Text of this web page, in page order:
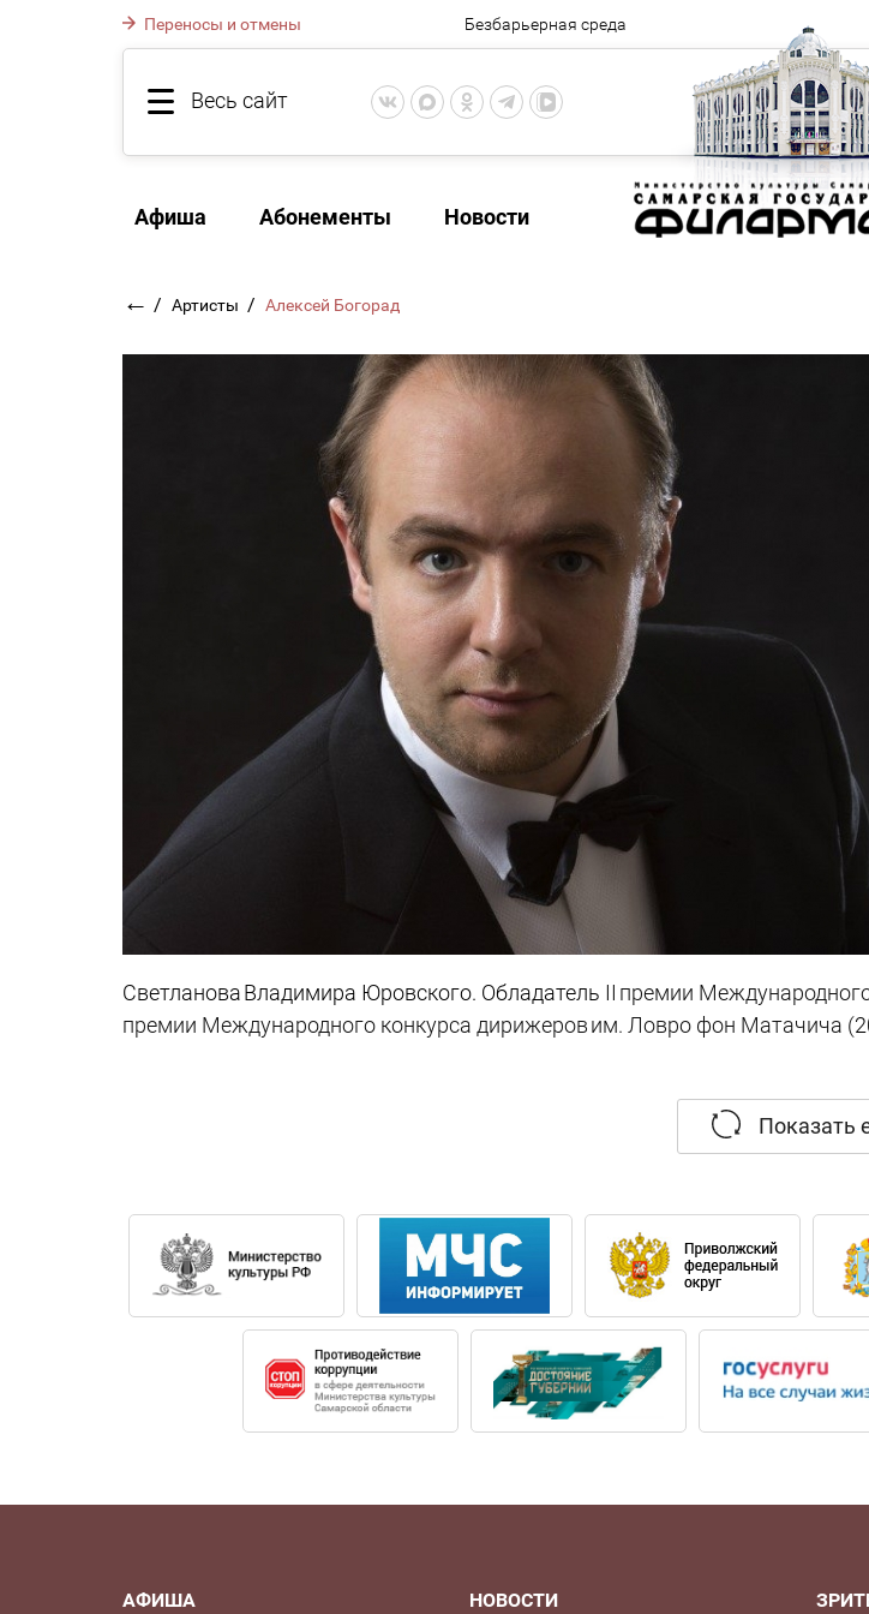
Переносы и отмены Безбарьерная среда
Весь сайт
Афиша Абонементы Новости
← / Артисты / Алексей Богорад
Светланова Владимира Юровского. Обладатель II премии
премии Международного конкурса дирижеров им. Ловро фон Матачича (
И. Стравинского (Театр-студия ИРТ/Института русского театра, 2013),
(2017), «Дон Кихот» Л. Минкуса (2019, все — Урал Опера Балет),
В качестве дирижера-постановщика Алексей принимал участие в
Е. Подгайца (мировая премьера балета, 2012), «Дитя и волшебство» М.
«Марко Спада» на музыку Д. Ф. Э. Обера (2013), «Орландо» на музыку Э.
А. Богорад дирижировал спектаклями Пражского национального театра
Михайловского театра, Якутского, Пермского, Новосибирского,
консерваторию им. П. И. Чайковского, в 2001 — по классу кларнета
Показать
АФИША НОВОСТИ